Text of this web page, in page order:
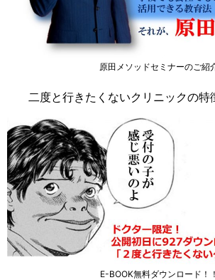
原田メソッドセミナーのご紹
二度と行きたくないクリニックの特
E-BOOK無料ダウンロード！！